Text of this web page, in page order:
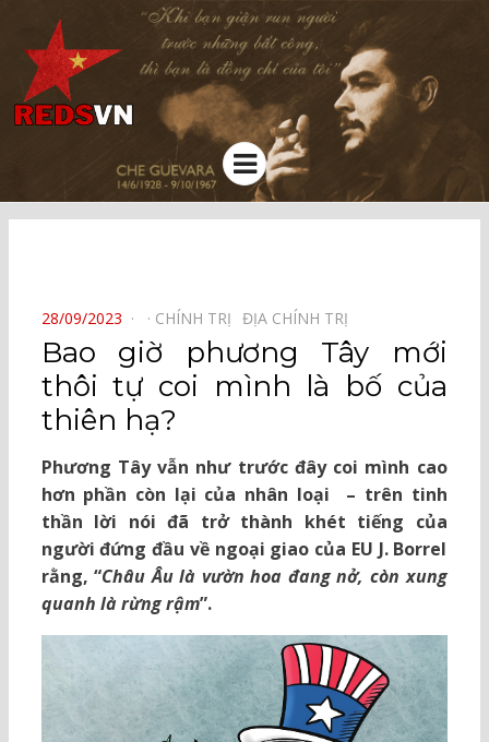
Kênh chia sẻ tri thức cộng đồng
Menu
POSTED
ON
28/09/2023 CHÍNH TRỊ⠀ ĐỊA CHÍNH TRỊ⠀
Bao giờ phương Tây mới
thôi tự coi mình là bố của
thiên hạ?
Phương Tây vẫn như trước đây coi mình cao
hơn phần còn lại của nhân loại – trên tinh
thần lời nói đã trở thành khét tiếng của
người đứng đầu về ngoại giao của EU J. Borrel
rằng, “Châu Âu là vườn hoa đang nở, còn xung
quanh là rừng rậm”.